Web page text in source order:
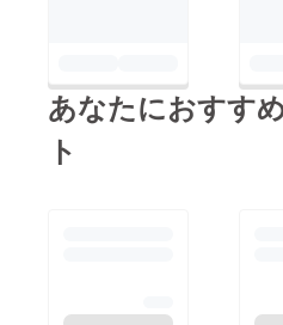
あなたにおすす
ト